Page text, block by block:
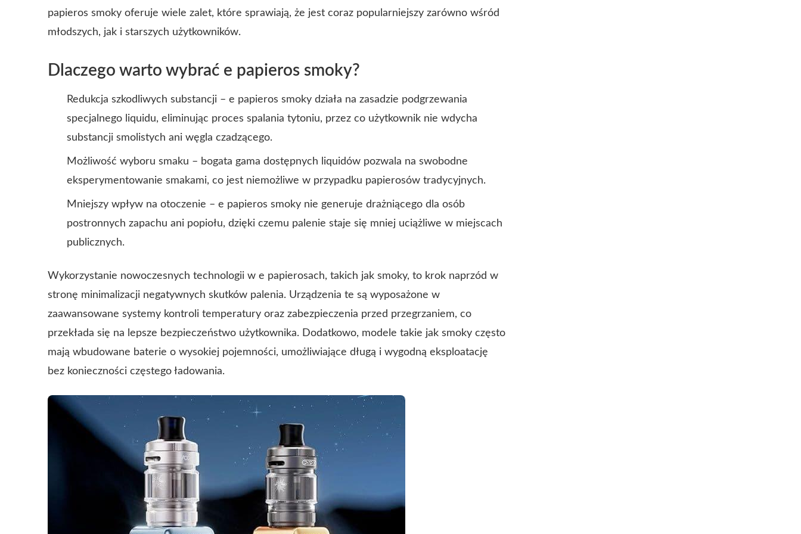
papieros smoky oferuje wiele zalet, które sprawiają, że jest coraz popularniejszy zarówno wśród
młodszych, jak i starszych użytkowników.
Dlaczego warto wybrać e papieros smoky?
Redukcja szkodliwych substancji – e papieros smoky działa na zasadzie podgrzewania
specjalnego liquidu, eliminując proces spalania tytoniu, przez co użytkownik nie wdycha
substancji smolistych ani węgla czadzącego.
Możliwość wyboru smaku – bogata gama dostępnych liquidów pozwala na swobodne
eksperymentowanie smakami, co jest niemożliwe w przypadku papierosów tradycyjnych.
Mniejszy wpływ na otoczenie – e papieros smoky nie generuje drażniącego dla osób
postronnych zapachu ani popiołu, dzięki czemu palenie staje się mniej uciążliwe w miejscach
publicznych.
Wykorzystanie nowoczesnych technologii w e papierosach, takich jak smoky, to krok naprzód w
stronę minimalizacji negatywnych skutków palenia. Urządzenia te są wyposażone w
zaawansowane systemy kontroli temperatury oraz zabezpieczenia przed przegrzaniem, co
przekłada się na lepsze bezpieczeństwo użytkownika. Dodatkowo, modele takie jak smoky często
mają wbudowane baterie o wysokiej pojemności, umożliwiające długą i wygodną eksploatację
bez konieczności częstego ładowania.